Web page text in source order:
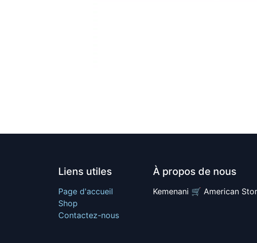
Liens utiles
Page d'accueil
Shop
Contactez-nous
À propos de nous
Kemenani 🛒 American